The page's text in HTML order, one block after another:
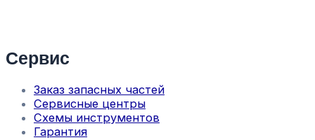
Сервис
Заказ запасных частей
Сервисные центры
Схемы инструментов
Гарантия